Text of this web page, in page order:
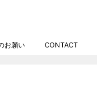
お願い CONTACT